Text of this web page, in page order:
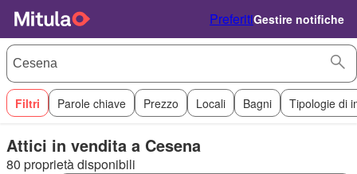
PreferitiGestire notifiche
Filtri Parole chiave Prezzo Locali Bagni Tipologie di
Attici in vendita a Cesena
80 proprietà disponibili